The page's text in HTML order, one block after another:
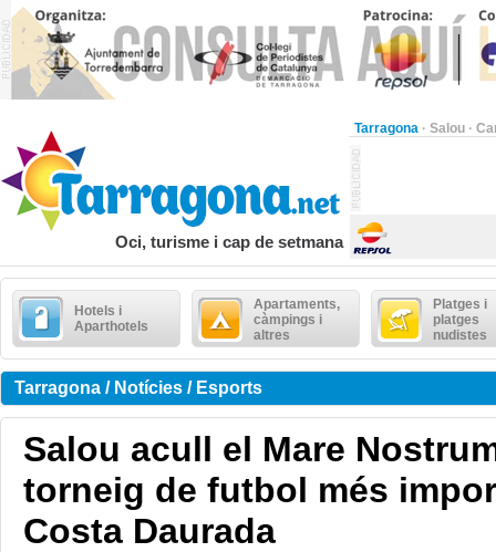
Tarragona · Salou ·
Oci, turisme i cap de setmana
Hotels i
Aparthotels
Apartaments,
càmpings i
altres
Platges i
platges
nudistes
Tarragona / Notícies / Esports
Salou acull el Mare
torneig de futbol més
Costa Daurada